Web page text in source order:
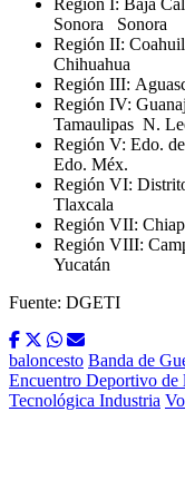
Sonora Sonora
Región II:
Chihuahua
Región III:
Región IV:
Tamaulipas N.
Región V: Edo.
Edo. Méx.
Región VI:
Tlaxcala
Región VII:
Región VIII:
Yucatán
Fuente: DGETI
baloncesto Banda de
Encuentro Deportivo de
Tecnológica Industria